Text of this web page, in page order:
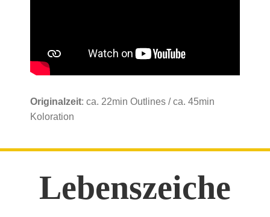
Originalzeit: ca. 22min Outlines / ca. 45min
Koloration
Lebenszeiche